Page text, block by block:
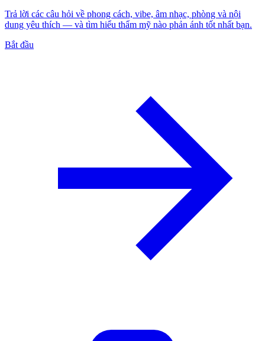
Trả lời các câu hỏi về phong cách, vibe, âm nhạc, phòng và nội
dung yêu thích — và tìm hiểu thẩm mỹ nào phản ánh tốt nhất bạn.
Bắt đầu